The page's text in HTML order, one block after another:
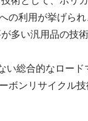
の利用が挙げら
多い汎用品の技
い総合的なロー
ボンリサイクル